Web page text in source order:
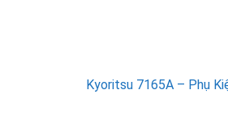
Kyoritsu 7165A – Phụ